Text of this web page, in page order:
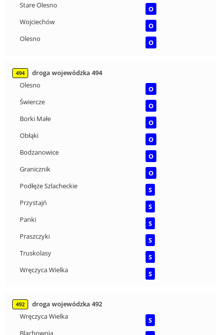
Stare Olesno
O
Wojciechów
O
Olesno
O
494
droga wojewódzka 494
Olesno
O
Świercze
O
Borki Małe
O
Obłąki
O
Bodzanowice
O
Granicznik
O
Podłęże Szlacheckie
S
Przystajń
S
Panki
S
Praszczyki
S
Truskolasy
S
Wręczyca Wielka
S
492
droga wojewódzka 492
Wręczyca Wielka
S
Blachownia